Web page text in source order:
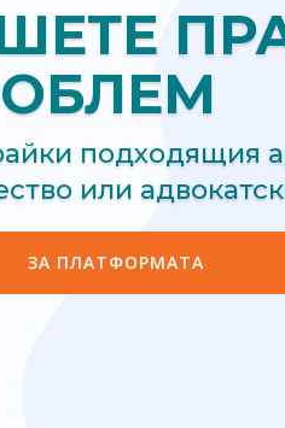
подходящия
или
ЗА ПЛАТФОРМАТА